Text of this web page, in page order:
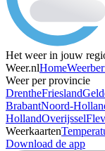
Het weer in jouw
Weer.nlHome
Weer per provincie
DrentheFriesland
BrabantNoord-
HollandOverijssel
Weerkaarten
Download de app